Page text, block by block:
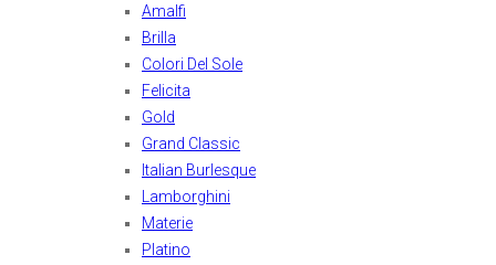
Amalfi
Brilla
Colori Del Sole
Felicita
Gold
Grand Classic
Italian Burlesque
Lamborghini
Materie
Platino